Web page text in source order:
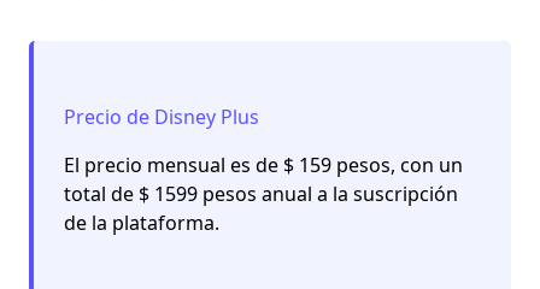
Precio de Disney Plus
El precio mensual es de $ 159 pesos, con un
total de $ 1599 pesos anual a la suscripción
de la plataforma.